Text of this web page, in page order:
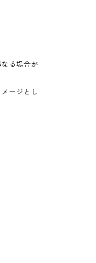
る場合が
ージとし